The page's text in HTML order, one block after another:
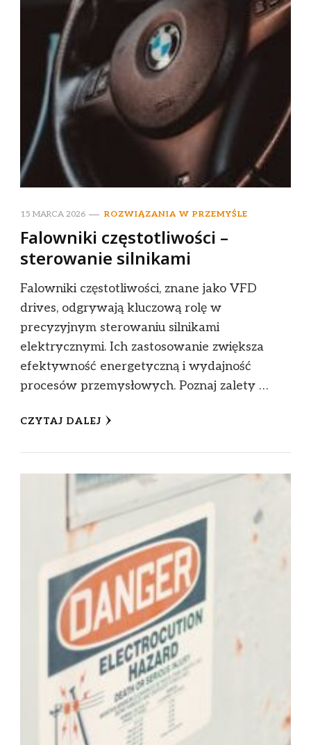
15 MARCA 2026 ROZWIĄZANIA W PRZEMYŚLE
Falowniki częstotliwości –
sterowanie silnikami
Falowniki częstotliwości, znane jako VFD
drives, odgrywają kluczową rolę w
precyzyjnym sterowaniu silnikami
elektrycznymi. Ich zastosowanie zwiększa
efektywność energetyczną i wydajność
procesów przemysłowych. Poznaj zalety …
CZYTAJ DALEJ